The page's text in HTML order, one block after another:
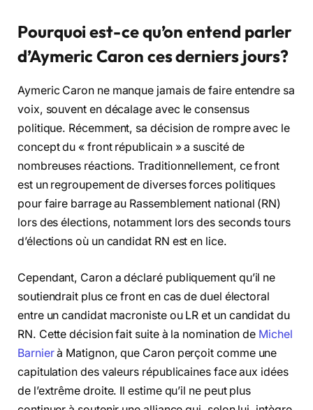
Pourquoi est-ce qu’on entend parler
d’Aymeric Caron ces derniers jours?
Aymeric Caron ne manque jamais de faire entendre sa
voix, souvent en décalage avec le consensus
politique. Récemment, sa décision de rompre avec le
concept du « front républicain » a suscité de
nombreuses réactions. Traditionnellement, ce front
est un regroupement de diverses forces politiques
pour faire barrage au Rassemblement national (RN)
lors des élections, notamment lors des seconds tours
d’élections où un candidat RN est en lice.
Cependant, Caron a déclaré publiquement qu’il ne
soutiendrait plus ce front en cas de duel électoral
entre un candidat macroniste ou LR et un candidat du
RN. Cette décision fait suite à la nomination de Michel
Barnierà Matignon, que Caron perçoit comme une
capitulation des valeurs républicaines face aux idées
de l’extrême droite. Il estime qu’il ne peut plus